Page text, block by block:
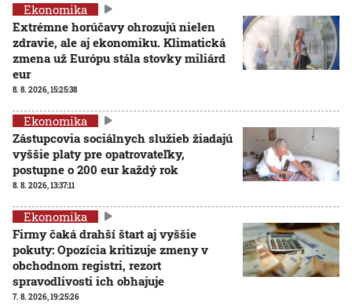
Ekonomika
Extrémne horúčavy ohrozujú nielen
zdravie, ale aj ekonomiku. Klimatická
zmena už Európu stála stovky miliárd
eur
8. 8. 2026, 15:25:38
Ekonomika
Zástupcovia sociálnych služieb žiadajú
vyššie platy pre opatrovateľky,
postupne o 200 eur každý rok
8. 8. 2026, 13:37:11
Ekonomika
Firmy čaká drahší štart aj vyššie
pokuty: Opozícia kritizuje zmeny v
obchodnom registri, rezort
spravodlivosti ich obhajuje
7. 8. 2026, 19:25:26